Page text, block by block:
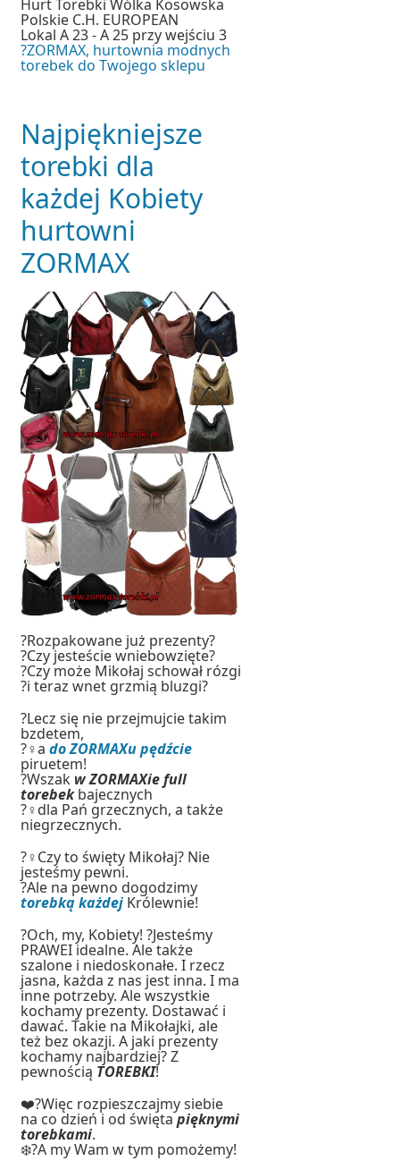
Hurt Torebki Wólka Kosowska
Polskie C.H. EUROPEAN
Lokal A 23 - A 25 przy wejściu 3
?ZORMAX, hurtownia modnych
torebek do Twojego sklepu
Najpiękniejsze
torebki dla
każdej Kobiety
hurtowni
ZORMAX
?Rozpakowane już prezenty?
?Czy jesteście wniebowzięte?
?Czy może Mikołaj schował rózgi
?i teraz wnet grzmią bluzgi?
?Lecz się nie przejmujcie takim
bzdetem,
?‍♀️ado ZORMAXu pędźcie
piruetem!
?Wszak w ZORMAXie full
torebekbajecznych
?‍♀️dla Pań grzecznych, a także
niegrzecznych.
?‍♀️Czy to święty Mikołaj? Nie
jesteśmy pewni.
?Ale na pewno dogodzimy
torebką każdej Królewnie!
?Och, my, Kobiety! ?Jesteśmy
PRAWEI idealne. Ale także
szalone i niedoskonałe. I rzecz
jasna, każda z nas jest inna. I ma
inne potrzeby. Ale wszystkie
kochamy prezenty. Dostawać i
dawać. Takie na Mikołajki, ale
też bez okazji. A jaki prezenty
kochamy najbardziej? Z
pewnością TOREBKI!
❤️?Więc rozpieszczajmy siebie
na co dzień i od świętapięknymi
torebkami.
❄️?A my Wam w tym pomożemy!